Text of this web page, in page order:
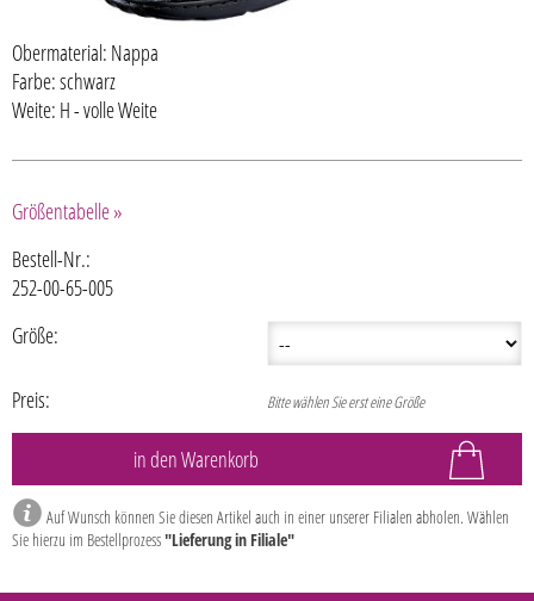
Obermaterial: Nappa
Farbe: schwarz
Weite: H - volle Weite
Größentabelle »
Bestell-Nr.:
252-00-65-005
Größe:
Preis: Bitte wählen Sie erst eine Größe
Auf Wunsch können Sie diesen Artikel auch in einer unserer Filialen abholen. Wählen
Sie hierzu im Bestellprozess"Lieferung in Filiale"